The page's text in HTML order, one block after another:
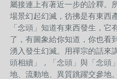
屬接連上有著近一步的詮釋。
場景幻起幻滅，彷彿是有東西
「念頭」知道有東西發生，它
了，有圖象給你知道，你也看
湧入發生幻滅。用禪宗的話來
頭相續」，「念頭」與「念頭
地、流動地、異質跳躍交參地